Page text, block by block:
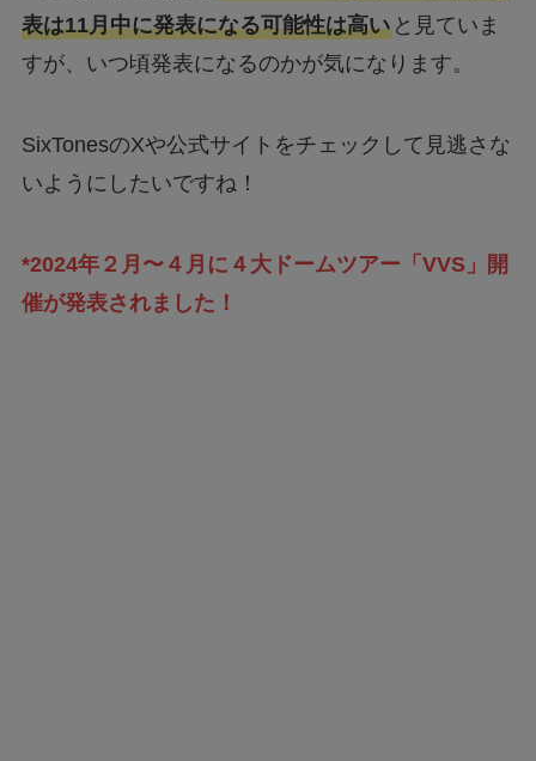
表は11月中に発表になる可能性は高いと見ていま
すが、いつ頃発表になるのかが気になります。
SixTonesのXや公式サイトをチェックして見逃さな
いようにしたいですね！
*2024年２月〜４月に４大ドームツアー「VVS」開
催が発表されました！